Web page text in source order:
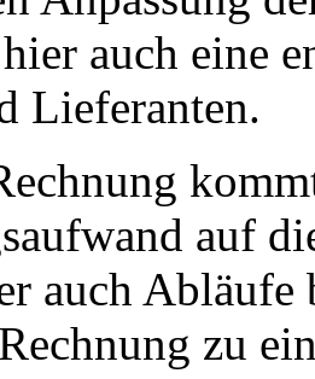
auch eine
Lieferanten.
auf
auch Abläufe
zu